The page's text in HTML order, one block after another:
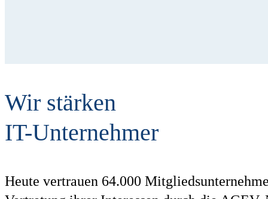
Wir stärken
IT-Unternehmer
Heute vertrauen 64.000